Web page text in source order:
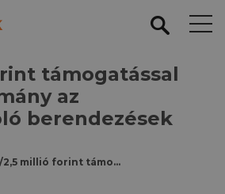
támogatással
az
berendezések
/ 2,5 millió forint támogatással segíti a kormány az energiatároló berendezések telepítését